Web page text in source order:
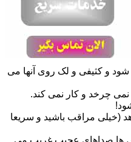
و کثیفی و لک روی آنها می
چرخد و کار نمی کند.
(خیلی مراقب باشید و سریعا
ها صداهای عجیب غریب می